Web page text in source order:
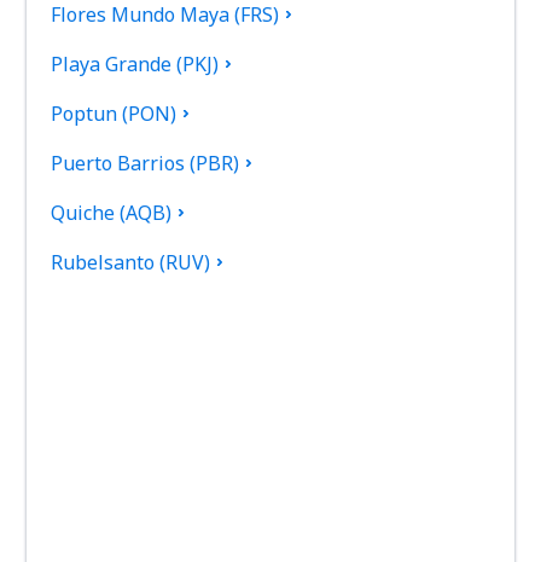
Flores Mundo Maya (FRS)
Playa Grande (PKJ)
Poptun (PON)
Puerto Barrios (PBR)
Quiche (AQB)
Rubelsanto (RUV)